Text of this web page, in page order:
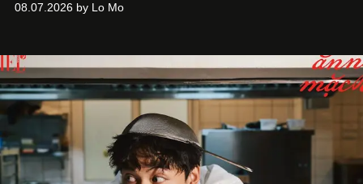
Việt Nam”, NSX Will Vũ cho biết.
08.07.2026 by Lo Mo